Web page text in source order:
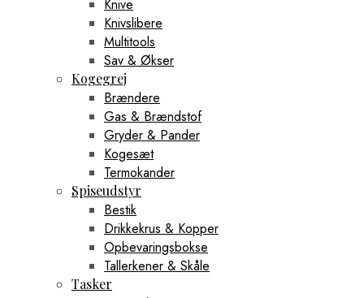
Knive
Knivslibere
Multitools
Sav & Økser
Kogegrej
Brændere
Gas & Brændstof
Gryder & Pander
Kogesæt
Termokander
Spiseudstyr
Bestik
Drikkekrus & Kopper
Opbevaringsbokse
Tallerkener & Skåle
Tasker